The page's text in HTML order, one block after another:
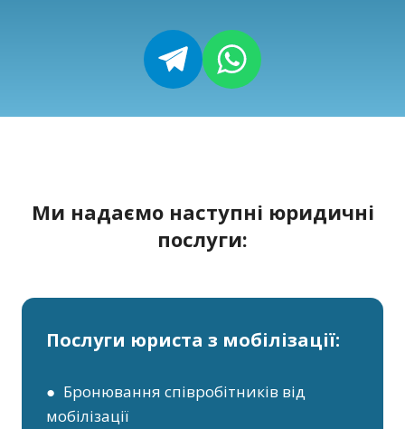
Ми надаємо наступні юридичні
послуги:
Послуги юриста з мобілізації:
● Бронювання співробітників від
мобілізації